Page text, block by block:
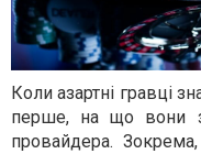
Коли азартні гравці
перше, на що вони
провайдера.